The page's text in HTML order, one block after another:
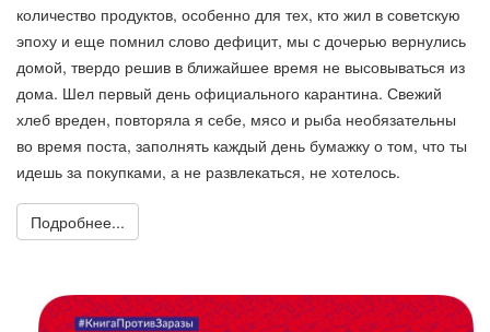
количество продуктов, особенно для тех, кто жил в советскую
эпоху и еще помнил слово дефицит, мы с дочерью вернулись
домой, твердо решив в ближайшее время не высовываться из
дома. Шел первый день официального карантина. Свежий
хлеб вреден, повторяла я себе, мясо и рыба необязательны
во время поста, заполнять каждый день бумажку о том, что ты
идешь за покупками, а не развлекаться, не хотелось.
Подробнее...